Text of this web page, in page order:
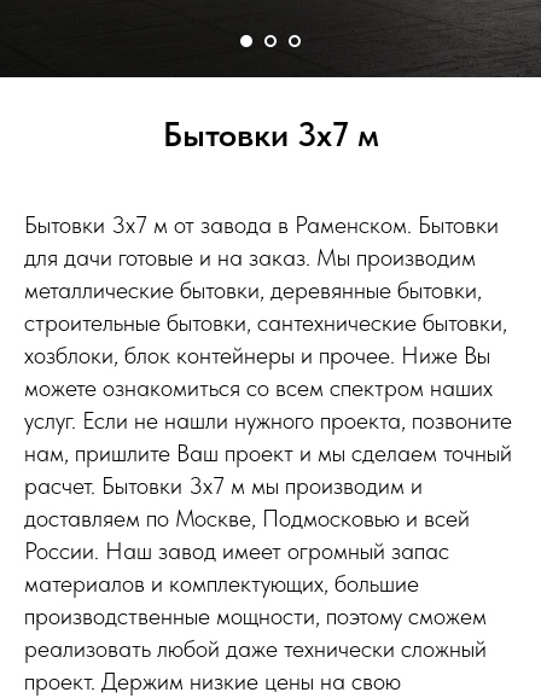
Бытовки 3х7 м
Бытовки 3х7 м от завода в Раменском. Бытовки
для дачи готовые и на заказ. Мы производим
металлические бытовки, деревянные бытовки,
строительные бытовки, сантехнические бытовки,
хозблоки, блок контейнеры и прочее. Ниже Вы
можете ознакомиться со всем спектром наших
услуг. Если не нашли нужного проекта, позвоните
нам, пришлите Ваш проект и мы сделаем точный
расчет. Бытовки 3х7 м мы производим и
доставляем по Москве, Подмосковью и всей
России. Наш завод имеет огромный запас
материалов и комплектующих, большие
производственные мощности, поэтому сможем
реализовать любой даже технически сложный
проект. Держим низкие цены на свою